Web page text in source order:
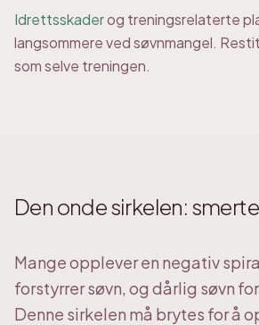
Idrettsskaderog treningsrelaterte
langsommere ved søvnmangel.
som selve treningen.
Den onde sirkelen:
Mange opplever en negativ
forstyrrer søvn, og dårlig søvn
Denne sirkelen må brytes for å